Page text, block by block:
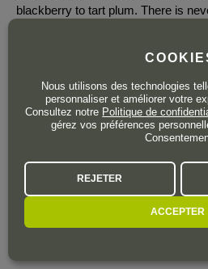
blackberry to tart plum. There is
more accessible packaging. Some
on the Place de Bordeaux.
James Suckling:
More elegant than powerful and
subtle cassis, toast, herbs and a
Firm on the palate, with a full body,
moderate acidity but not at the
Sleek, polished aftertaste with
Nous utilisons des technologies
personnaliser et améliorer votre
Consultez notre Politique de
gérez vos préférences
REJETER
ACCEPTER